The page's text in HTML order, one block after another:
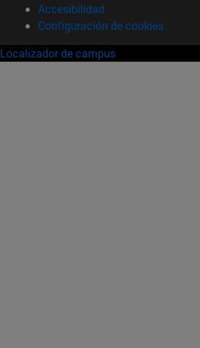
Accesibilidad
Configuración de cookies
Localizador de campus